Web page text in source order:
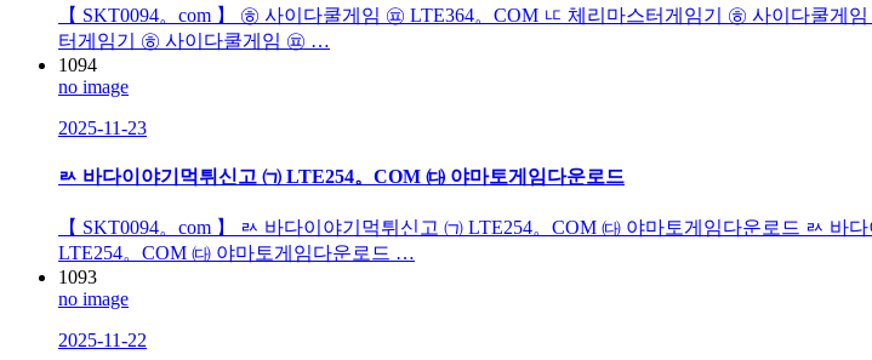
【 SKT0094。com 】 ㉭ 사이다쿨게임 ㉬ LTE364。COM ㅦ 체리마스터게임기 ㉭ 사이다쿨
터게임기 ㉭ 사이다쿨게임 ㉬ …
1094
no image
2025-11-23
ㄽ 바다이야기먹튀신고 ㈀ LTE254。COM ㈐ 야마토게임다운로드
【 SKT0094。com 】 ㄽ 바다이야기먹튀신고 ㈀ LTE254。COM ㈐ 야마토게임다운로드 ㄽ
LTE254。COM ㈐ 야마토게임다운로드 …
1093
no image
2025-11-22